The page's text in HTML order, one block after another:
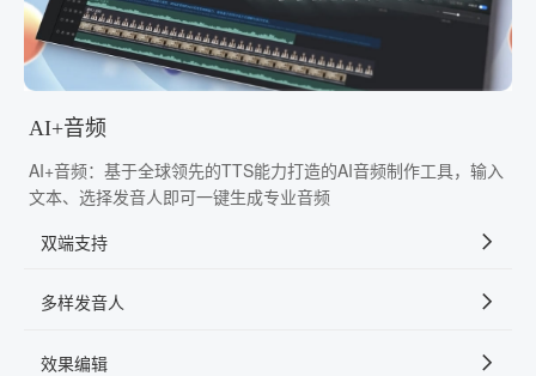
AI+音频
AI+音频：基于全球领先的TTS能力打造的AI音频制作工具，输入
文本、选择发音人即可一键生成专业音频
双端支持
多样发音人
效果编辑